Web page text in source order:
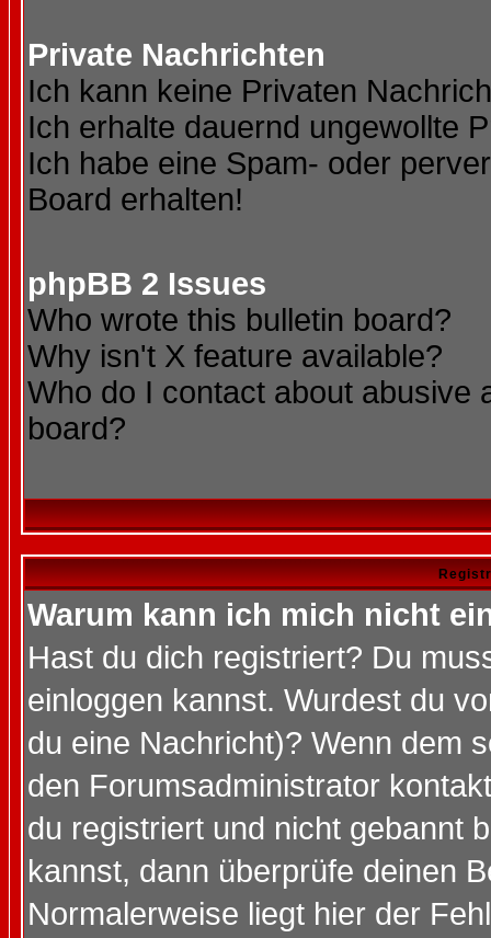
Private Nachrichten
Ich kann keine Privaten
Ich erhalte dauernd ungewollte
Ich habe eine Spam- oder
Board erhalten!
phpBB 2 Issues
Who wrote this bulletin board?
Why isn't X feature available?
Who do I contact about abusive
board?
Warum kann ich mich nicht
Hast du dich registriert? Du
einloggen kannst. Wurdest du
du eine Nachricht)? Wenn dem
den Forumsadministrator
du registriert und nicht gebannt
kannst, dann überprüfe deinen
Normalerweise liegt hier der